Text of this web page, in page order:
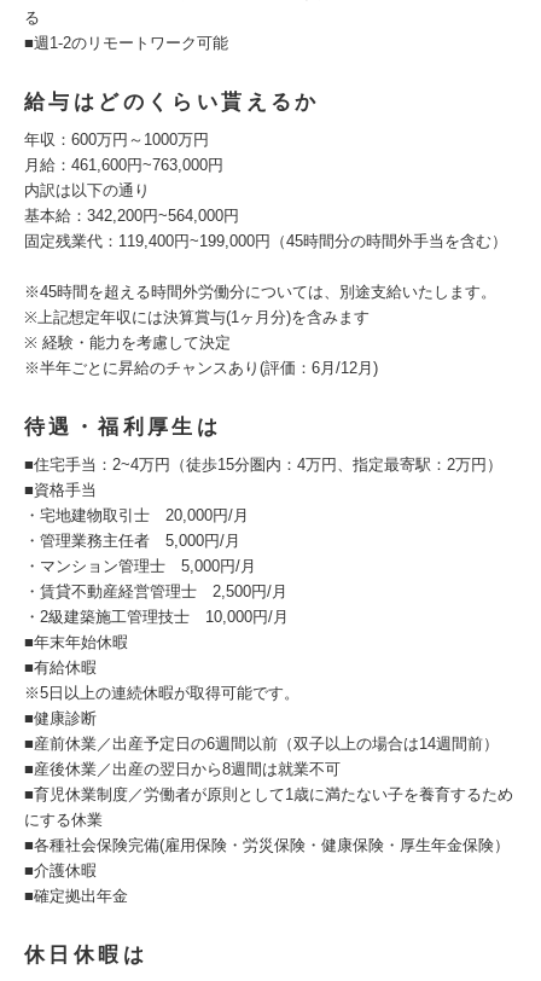
る
■週1-2のリモートワーク可能
給与はどのくらい貰えるか
年収：600万円～1000万円
月給：461,600円~763,000円
内訳は以下の通り
基本給：342,200円~564,000円
固定残業代：119,400円~199,000円（45時間分の時間外手当を含む）
※45時間を超える時間外労働分については、別途支給いたします。
※上記想定年収には決算賞与(1ヶ月分)を含みます
※ 経験・能力を考慮して決定
※半年ごとに昇給のチャンスあり(評価：6月/12月)
待遇・福利厚生は
■住宅手当：2~4万円（徒歩15分圏内：4万円、指定最寄駅：2万円）
■資格手当
・宅地建物取引士 20,000円/月
・管理業務主任者 5,000円/月
・マンション管理士 5,000円/月
・賃貸不動産経営管理士 2,500円/月
・2級建築施工管理技士 10,000円/月
■年末年始休暇
■有給休暇
※5日以上の連続休暇が取得可能です。
■健康診断
■産前休業／出産予定日の6週間以前（双子以上の場合は14週間前）
■産後休業／出産の翌日から8週間は就業不可
■育児休業制度／労働者が原則として1歳に満たない子を養育するため
にする休業
■各種社会保険完備(雇用保険・労災保険・健康保険・厚生年金保険）
■介護休暇
■確定拠出年金
休日休暇は